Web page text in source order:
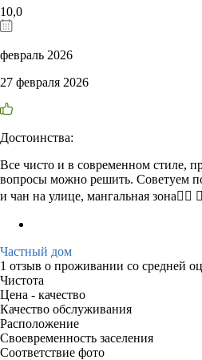
10,0
февраль 2026
27 февраля 2026
Достоинства:
Все чисто и в современном стиле,
вопросы можно решить. Советуем
и чан на улице, мангальная зона👍🏻
Частный дом
1 отзыв о проживании со средней
Чистота
Цена - качество
Качество обслуживания
Расположение
Своевременность заселения
Соответствие фото